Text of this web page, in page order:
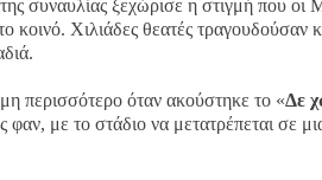
συναυλίας ξεχώρισε η στιγμή που
Χιλιάδες θεατές τραγουδούσαν
περισσότερο όταν ακούστηκε το «Δε
φαν, με το στάδιο να μετατρέπεται σε